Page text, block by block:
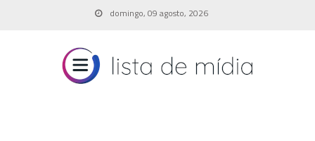
domingo, 09 agosto, 2026